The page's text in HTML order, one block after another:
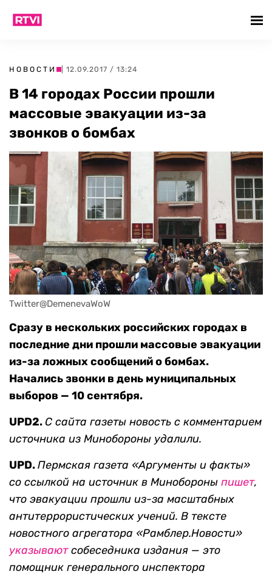
НОВОСТИ | 12.09.2017 / 13:24
В 14 городах России прошли
массовые эвакуации из-за
звонков о бомбах
Twitter@DemenevaWoW
Сразу в нескольких российских городах в
последние дни прошли массовые эвакуации
из-за ложных сообщений о бомбах.
Начались звонки в день муниципальных
выборов — 10 сентября.
UPD2.С сайта газеты новость с комментарием
источника из Минобороны удалили.
UPD.Пермская газета «Аргументы и факты»
со ссылкой на источник в Минобороны пишет,
что эвакуации прошли из-за масштабных
антитеррористических учений. В тексте
новостного агрегатора «Рамблер.Новости»
указываютсобеседника издания — это
помощник генерального инспектора